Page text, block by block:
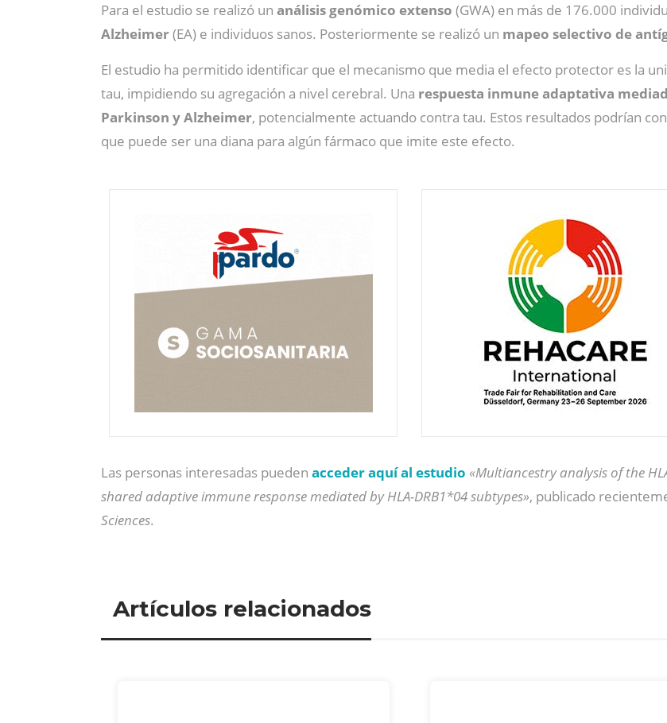
Para el estudio se realizó un análisis genómico extenso (GWA) en más de 176.000
Alzheimer(EA) e individuos sanos. Posteriormente se realizó un mapeo selectivo de
El estudio ha permitido identificar que el mecanismo que media el efecto protector es la
tau, impidiendo su agregación a nivel cerebral. Una respuesta inmune adaptativa
Parkinson y Alzheimer, potencialmente actuando contra tau. Estos resultados podrían
que puede ser una diana para algún fármaco que imite este efecto.
Las personas interesadas pueden acceder aquí al estudio «Multiancestry analysis of the
shared adaptive immune response mediated by HLA-DRB1*04 subtypes», publicado
Sciences.
Artículos relacionados